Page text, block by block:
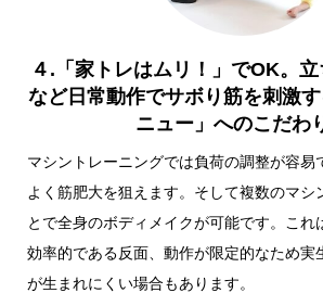
４.「家トレはムリ！」でOK。立
など日常動作でサボり筋を刺激
ニュー」へのこだわ
マシントレーニングでは負荷の調整が容易
よく筋肥大を狙えます。そして複数のマシ
とで全身のボディメイクが可能です。これ
効率的である反面、動作が限定的なため実
が生まれにくい場合もあります。